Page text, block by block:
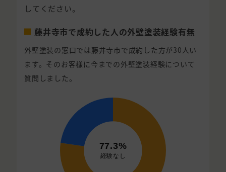
してください。
藤井寺市で成約した人の外壁塗装経験有無
外壁塗装の窓口では藤井寺市で成約した方が30人い
ます。そのお客様に今までの外壁塗装経験について
質問しました。